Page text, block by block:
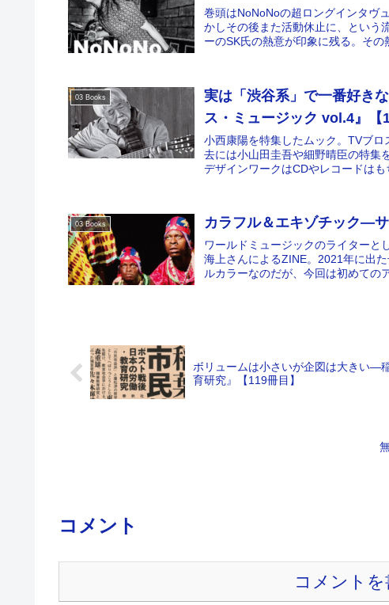
巻頭はNoNoNoの超ロングインタヴ
かしその後また活動休止に、という
ーのSK氏の熱意が印象に残る。そ
03 Books
実は「渋谷系」で一番好き
ス・ミュージック vol.4』【
小西康陽を特集したムック。TVブ
去には小山田圭吾や細野晴臣の特集
デザインワークはCDやレコードは
03 Books カラフル＆エキゾチック―
ワールドミュージックのライターと
海上さんによるZINE。2021年に出
ルカラーなのだが、今回は初めての
ボリュームは小さいが企図は大きい―
育研究』【119冊目】
コメント
コメント